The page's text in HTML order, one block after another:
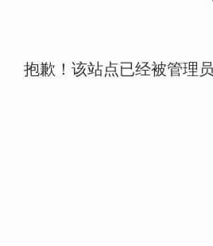
抱歉！该站点已经被管理